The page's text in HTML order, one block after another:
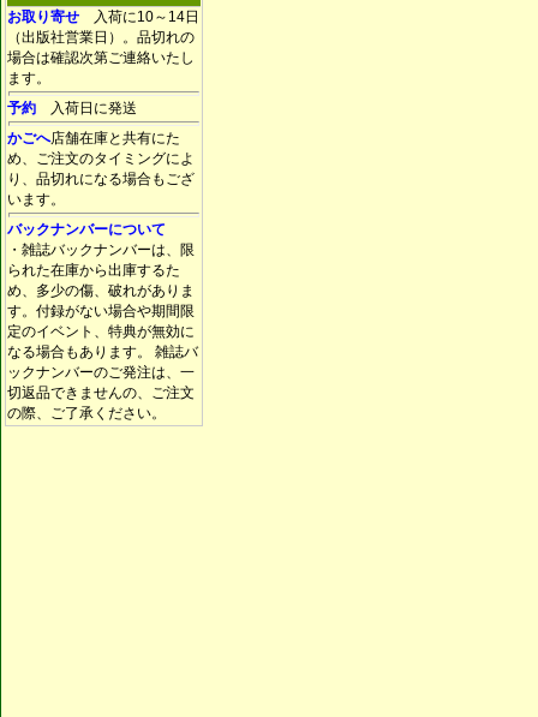
お取り寄せ 入荷に10～14日
（出版社営業日）。品切れの
場合は確認次第ご連絡いたし
ます。
予約 入荷日に発送
かごへ店舗在庫と共有にた
め、ご注文のタイミングによ
り、品切れになる場合もござ
います。
バックナンバーについて
・雑誌バックナンバーは、限
られた在庫から出庫するた
め、多少の傷、破れがありま
す。付録がない場合や期間限
定のイベント、特典が無効に
なる場合もあります。 雑誌バ
ックナンバーのご発注は、一
切返品できませんの、ご注文
の際、ご了承ください。